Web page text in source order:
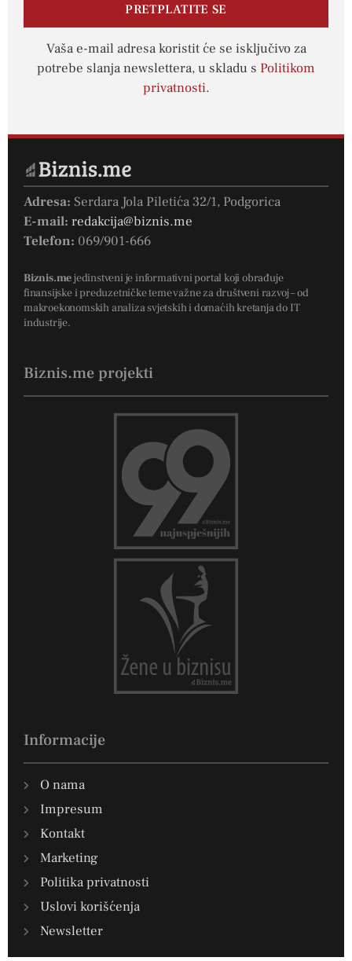
PRETPLATITE SE
Vaša e-mail adresa koristit će se isključivo za
potrebe slanja newslettera, u skladu s Politikom
privatnosti.
Adresa: Serdara Jola Piletića 32/1, Podgorica
E-mail: redakcija@biznis.me
Telefon: 069/901-666
Biznis.mejedinstveni je informativni portal koji obrađuje
finansijske i preduzetničke teme važne za društveni razvoj – od
makroekonomskih analiza svjetskih i domaćih kretanja do IT
industrije.
Biznis.me projekti
Informacije
O nama
Impresum
Kontakt
Marketing
Politika privatnosti
Uslovi korišćenja
Newsletter